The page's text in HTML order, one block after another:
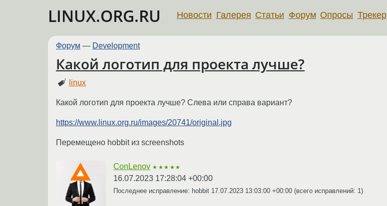
LINUX.ORG.RU Новости Галерея Статьи Форум Опросы Трекер
Форум — Development
Какой логотип для проекта лучше?
linux
Какой логотип для проекта лучше? Слева или справа вариант?
https://www.linux.org.ru/images/20741/original.jpg
Перемещено hobbit из screenshots
ConLenov ★★★★★
16.07.2023 17:28:04 +00:00
Последнее исправление: hobbit 17.07.2023 13:03:00 +00:00 (всего исправлений: 1)